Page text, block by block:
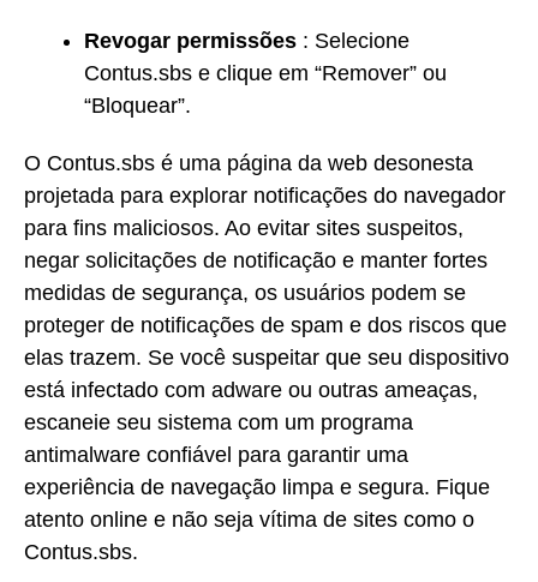
Revogar permissões : Selecione
Contus.sbs e clique em “Remover” ou
“Bloquear”.
O Contus.sbs é uma página da web desonesta
projetada para explorar notificações do navegador
para fins maliciosos. Ao evitar sites suspeitos,
negar solicitações de notificação e manter fortes
medidas de segurança, os usuários podem se
proteger de notificações de spam e dos riscos que
elas trazem. Se você suspeitar que seu dispositivo
está infectado com adware ou outras ameaças,
escaneie seu sistema com um programa
antimalware confiável para garantir uma
experiência de navegação limpa e segura. Fique
atento online e não seja vítima de sites como o
Contus.sbs.